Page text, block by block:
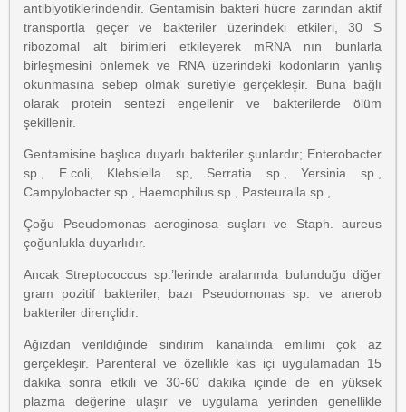
antibiyotiklerindendir. Gentamisin bakteri hücre zarından aktif
transportla geçer ve bakteriler üzerindeki etkileri, 30 S
ribozomal alt birimleri etkileyerek mRNA nın bunlarla
birleşmesini önlemek ve RNA üzerindeki kodonların yanlış
okunmasına sebep olmak suretiyle gerçekleşir. Buna bağlı
olarak protein sentezi engellenir ve bakterilerde ölüm
şekillenir.
Gentamisine başlıca duyarlı bakteriler şunlardır; Enterobacter
sp., E.coli, Klebsiella sp, Serratia sp., Yersinia sp.,
Campylobacter sp., Haemophilus sp., Pasteuralla sp.,
Çoğu Pseudomonas aeroginosa suşları ve Staph. aureus
çoğunlukla duyarlıdır.
Ancak Streptococcus sp.’lerinde aralarında bulunduğu diğer
gram pozitif bakteriler, bazı Pseudomonas sp. ve anerob
bakteriler dirençlidir.
Ağızdan verildiğinde sindirim kanalında emilimi çok az
gerçekleşir. Parenteral ve özellikle kas içi uygulamadan 15
dakika sonra etkili ve 30-60 dakika içinde de en yüksek
plazma değerine ulaşır ve uygulama yerinden genellikle